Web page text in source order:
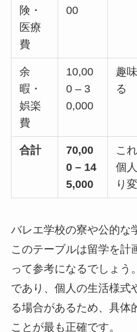
険・
医療
費
00
余
暇・
娯楽
費
10,00
0 – 3
0,000
趣
る
合計
70,00
0 – 14
5,000
こ
個
り
バレエ学校の寮や公的な
このテーブルは留学を計
って参考になるでしょう
であり、個人の生活様式
る場合があるため、具体
ことが最も正確です。